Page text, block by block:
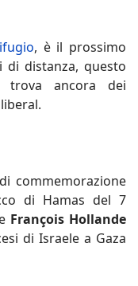
, è il prossimo
di distanza, questo
trova ancora dei
commemorazione
di Hamas del 7
François Hollande
di Israele a Gaza